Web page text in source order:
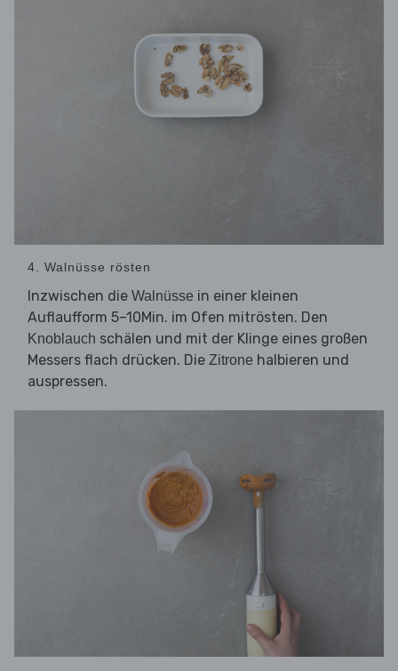
4. Walnüsse rösten
Inzwischen die Walnüsse in einer kleinen
Auflaufform 5–10Min. im Ofen mitrösten. Den
Knoblauch schälen und mit der Klinge eines großen
Messers flach drücken. Die Zitrone halbieren und
auspressen.